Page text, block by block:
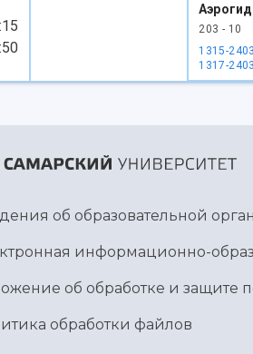
203 - 10
1315-
1317-
об образовательной
информационно-
об обработке и защите
обработки файлов